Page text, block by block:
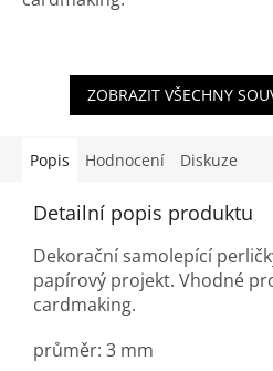
ZOBRAZIT VŠECHNY
Popis Hodnocení Diskuze
Detailní popis produktu
Dekorační samolepící
papírový projekt. Vhodné
cardmaking.
průměr: 3 mm